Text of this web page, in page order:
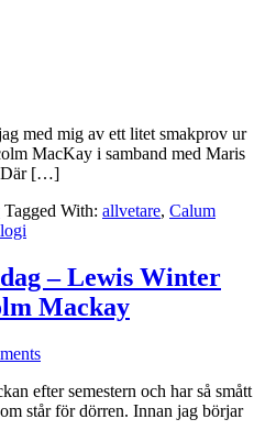
med mig av ett litet smakprov ur
MacKay i samband med Maris
Där […]
Tagged With: allvetare, Calum
– Lewis Winter
Mackay
efter semestern och har så smått
står för dörren. Innan jag börjar